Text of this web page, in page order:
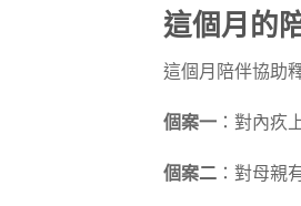
這個月的
這個月陪伴協助
個案一 ：對內疚
個案二 ：對母親